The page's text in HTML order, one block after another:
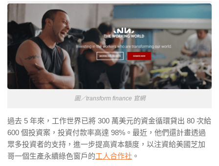
圖／transform finance 官網
過去 5 年來，工作世界已將 300 萬美元的資金循環貸出 80 次給
600 個投資案，投資付款率高達 98%。最近，他們還計畫透過
眾多投資者的支持，進一步提高資本額度，以注資給美國芝加
哥一個生產永續綠色窗戶的工人合作社 。